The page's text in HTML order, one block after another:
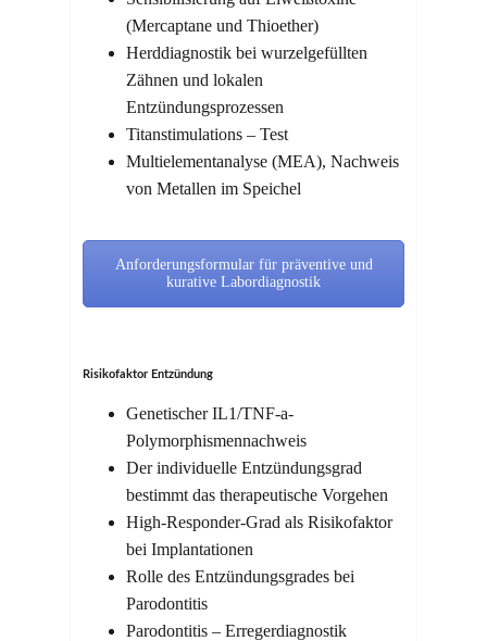
(Mercaptane und Thioether)
Herddiagnostik bei wurzelgefüllten
Zähnen und lokalen
Entzündungsprozessen
Titanstimulations – Test
Multielementanalyse (MEA), Nachweis
von Metallen im Speichel
Anforderungsformular für präventive und
kurative Labordiagnostik
Risikofaktor Entzündung
Genetischer IL1/TNF-a-
Polymorphismennachweis
Der individuelle Entzündungsgrad
bestimmt das therapeutische Vorgehen
High-Responder-Grad als Risikofaktor
bei Implantationen
Rolle des Entzündungsgrades bei
Parodontitis
Parodontitis – Erregerdiagnostik